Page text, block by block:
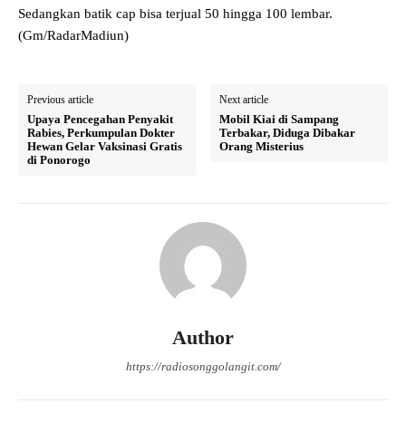
Sedangkan batik cap bisa terjual 50 hingga 100 lembar.
(Gm/RadarMadiun)
Previous article
Upaya Pencegahan Penyakit
Rabies, Perkumpulan Dokter
Hewan Gelar Vaksinasi Gratis
di Ponorogo
Next article
Mobil Kiai di Sampang
Terbakar, Diduga Dibakar
Orang Misterius
Author
https://radiosonggolangit.com/